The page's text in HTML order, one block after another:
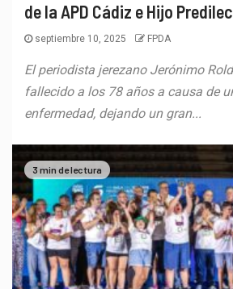
de la APD Cádiz e Hijo
septiembre 10, 2025 FPDA
El periodista jerezano Jerónimo
fallecido a los 78 años a causa de
enfermedad, dejando un gran...
3 min de lectura